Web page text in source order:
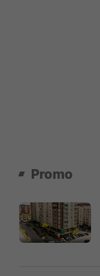
Promo